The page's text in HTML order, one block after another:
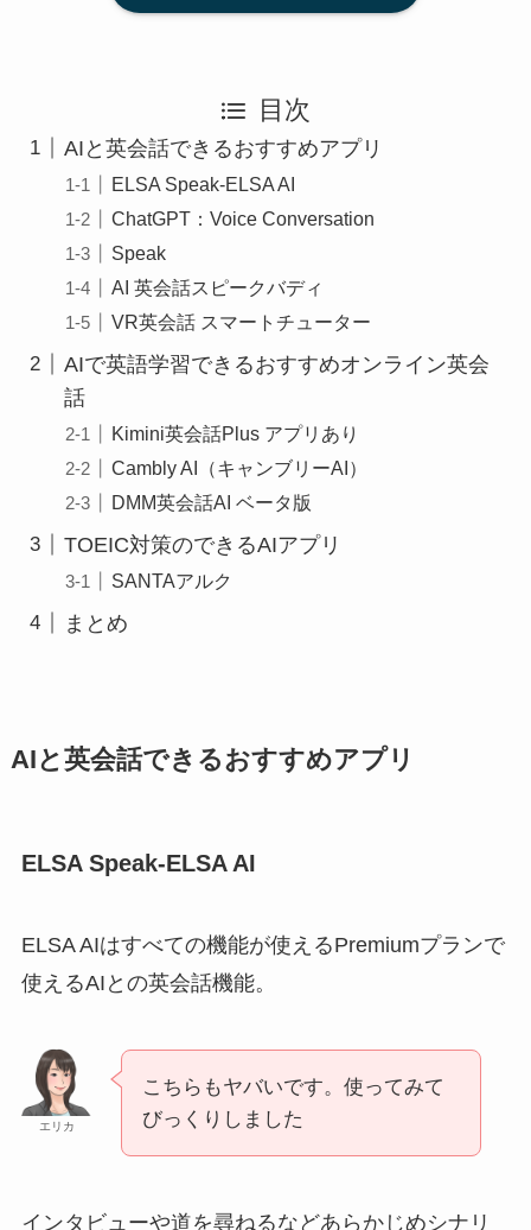
目次
AIと英会話できるおすすめアプリ
ELSA Speak-ELSA AI
ChatGPT：Voice Conversation
Speak
AI 英会話スピークバディ
VR英会話 スマートチューター
AIで英語学習できるおすすめオンライン英会
話
Kimini英会話Plus アプリあり
Cambly AI（キャンブリーAI）
DMM英会話AI ベータ版
TOEIC対策のできるAIアプリ
SANTAアルク
まとめ
AIと英会話できるおすすめアプリ
ELSA Speak-ELSA AI
ELSA AIはすべての機能が使えるPremiumプランで
使えるAIとの英会話機能。
エリカ
こちらもヤバいです。使ってみて
びっくりしました
インタビューや道を尋ねるなどあらかじめシナリ